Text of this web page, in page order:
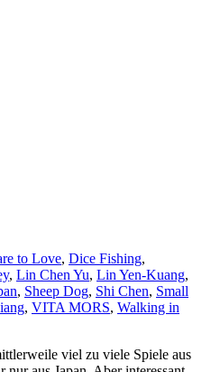
to Love, Dice Fishing,
, Lin Chen Yu, Lin Yen-Kuang,
, Sheep Dog, Shi Chen, Small
, VITA MORS, Walking in
viel zu viele Spiele aus